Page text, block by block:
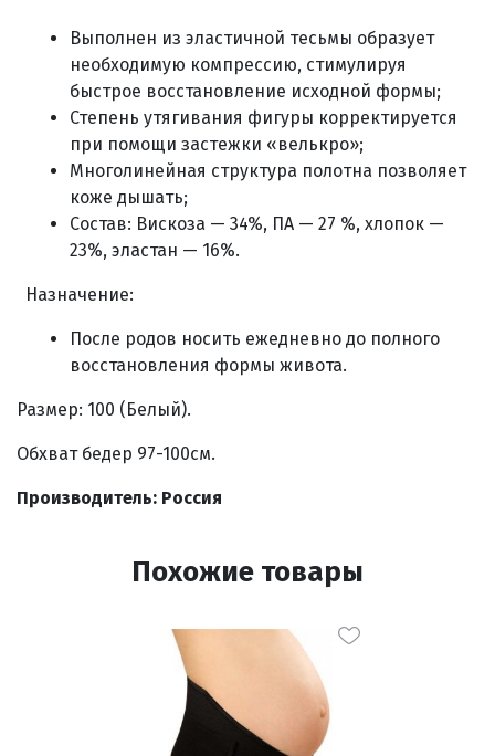
Выполнен из эластичной тесьмы образует
необходимую компрессию, стимулируя
быстрое восстановление исходной формы;
Степень утягивания фигуры корректируется
при помощи застежки «велькро»;
Многолинейная структура полотна позволяет
коже дышать;
Состав: Вискоза — 34%, ПА — 27 %, хлопок —
23%, эластан — 16%.
Назначение:
После родов носить ежедневно до полного
восстановления формы живота.
Размер: 100 (Белый).
Обхват бедер 97-100см.
Производитель: Россия
Похожие товары